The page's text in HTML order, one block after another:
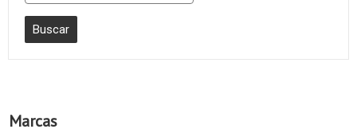
Marcas